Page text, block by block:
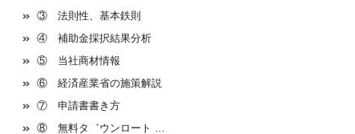
③ 法則性、基本鉄則
④ 補助金採択結果分析
⑤ 当社商材情報
⑥ 経済産業省の施策解説
⑦ 申請書書き方
⑧ 無料タ゛ウンロート …